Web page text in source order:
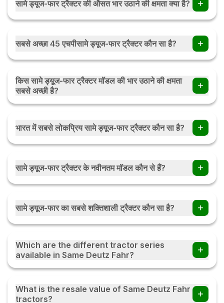
सामे ड्यूज-फार ट्रैक्टर की औसत भार उठाने की क्षमता क्या है?
सामे ड्यूज-फार ट्रैक्टर की औसत भार उठाने की क्षमता 1250 किलोग्राम से
सबसे अच्छा 45 एचपीसामे ड्यूज-फार ट्रैक्टर कौन सा है?
सर्वश्रेष्ठ 45 एचपी सामे ड्यूज-फार ट्रैक्टर सामे ड्यूज-फार एग्रोलक्स 50
2WD है।
किस सामे ड्यूज-फार ट्रैक्टर मॉडल की भार उठाने की क्षमता
सबसे अच्छी है?
सामे ड्यूज-फार एग्रोलक्स 75 प्रोफाइलिन 4WD में सबसे अच्छी भार उठाने की
भारत में सबसे लोकप्रिय सामे ड्यूज-फार ट्रैक्टर कौन सा है?
भारत में सबसे लोकप्रिय सामे ड्यूज-फार ट्रैक्टर सामे ड्यूज-फार 3035 ई है।
सामे ड्यूज-फार ट्रैक्टर के नवीनतम मॉडल कौन से हैं?
सामे ड्यूज-फार ट्रैक्टर के नवीनतम मॉडल सामे ड्यूज-फार एग्रोमैक्स 50 ई
सामे ड्यूज-फार का सबसे शक्तिशाली ट्रैक्टर कौन सा है?
सामे ड्यूज-फार का सबसे शक्तिशाली ट्रैक्टर 80 एचपी इंजन वाला सामे ड्यूज-
Which are the different tractor series
available in Same Deutz Fahr?
Same Deutz Fahr offers popular tractor series in India,
series is designed for different farming requirements,
What is the resale value of Same Deutz Fahr
tractors?